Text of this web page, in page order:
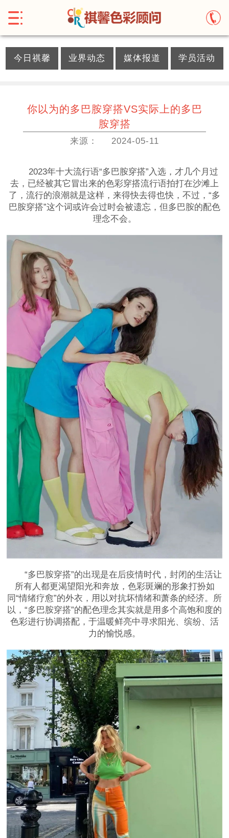
今日祺馨 业界动态 媒体报道 学员活动
你以为的多巴胺穿搭VS实际上的多巴
胺穿搭
来源： 2024-05-11
2023年十大流行语“多巴胺穿搭”入选，才几个月过
去，已经被其它冒出来的色彩穿搭流行语拍打在沙滩上
了，流行的浪潮就是这样，来得快去得也快，不过，“多
巴胺穿搭”这个词或许会过时会被遗忘，但多巴胺的配色
理念不会。
“多巴胺穿搭”的出现是在后疫情时代，封闭的生活让
所有人都更渴望阳光和奔放，色彩斑斓的形象打扮如
同“情绪疗愈”的外衣，用以对抗坏情绪和萧条的经济。所
以，“多巴胺穿搭”的配色理念其实就是用多个高饱和度的
色彩进行协调搭配，于温暖鲜亮中寻求阳光、缤纷、活
力的愉悦感。